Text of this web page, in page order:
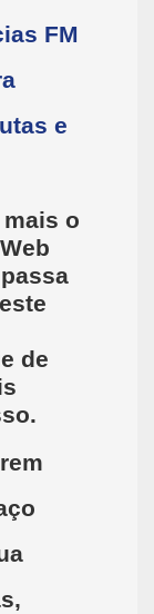
FM
e
o
de